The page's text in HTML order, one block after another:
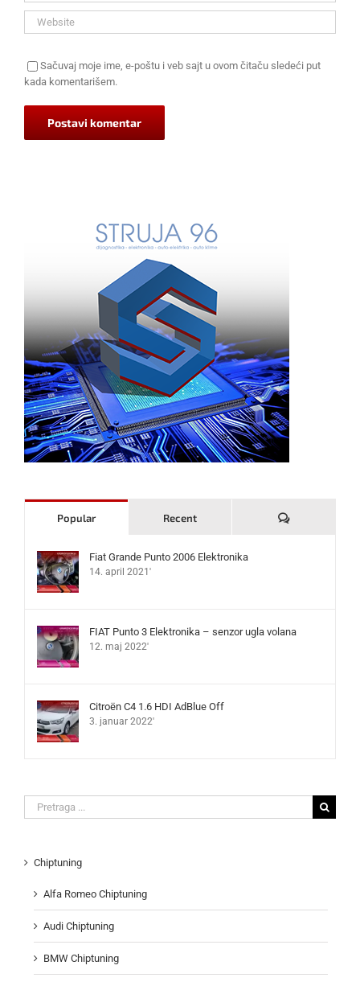
Sačuvaj moje ime, e-poštu i veb sajt u ovom čitaču sledeći put
kada komentarišem.
Popular Recent Komentari
Fiat Grande Punto 2006 Elektronika
14. april 2021'
FIAT Punto 3 Elektronika – senzor ugla volana
12. maj 2022'
Citroën C4 1.6 HDI AdBlue Off
3. januar 2022'
Search
for:
Chiptuning
Alfa Romeo Chiptuning
Audi Chiptuning
BMW Chiptuning